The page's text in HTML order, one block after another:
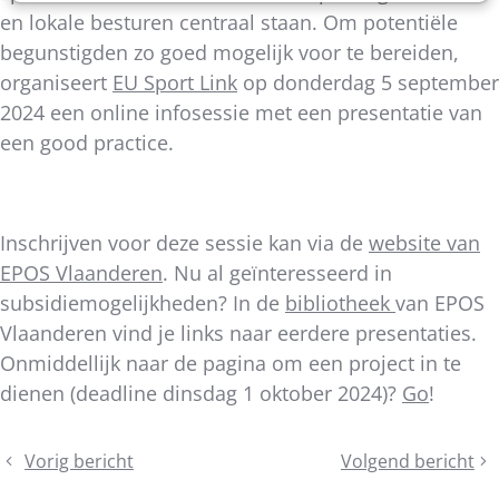
en lokale besturen centraal staan. Om potentiële
begunstigden zo goed mogelijk voor te bereiden,
organiseert EU Sport Link op donderdag 5 september
2024 een online infosessie met een presentatie van
een good practice.
Inschrijven voor deze sessie kan via de website van
EPOS Vlaanderen. Nu al geïnteresseerd in
subsidiemogelijkheden? In de bibliotheek van EPOS
Vlaanderen vind je links naar eerdere presentaties.
Onmiddellijk naar de pagina om een project in te
dienen (deadline dinsdag 1 oktober 2024)? Go!
DeelVorig bericht
Wetgeving
Volgend bericht
De